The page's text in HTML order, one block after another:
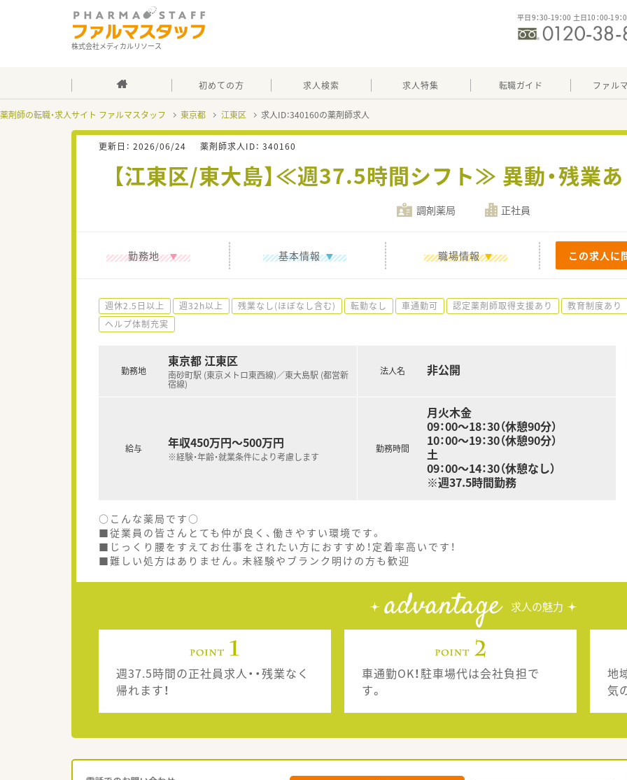
株式会社メディカルリソース
平日9：30-19：00 土日10：00-19：
初めての方 求人検索 求人特集 転職ガイド ファル
薬剤師の転職・求人サイト ファルマスタッフ 東京都 江東区 求人ID：340160の薬剤師求人
更新日： 2026/06/24 薬剤師求人ID： 340160
【江東区/東大島】≪週37.5時間シフト≫ 異動・残業
調剤薬局 正社員
勤務地 基本情報 職場情報 この求人に
週休2.5日以上 週32h以上 残業なし(ほぼなし含む) 転勤なし 車通勤可 認定薬剤師取得支援あり 教育制度あり
ヘルプ体制充実
勤務地
東京都 江東区
南砂町駅 (東京メトロ東西線)／東大島駅 (都営新
宿線)
給与 年収450万円～500万円
※経験・年齢・就業条件により考慮します
法人名 非公開
勤務時間
月火木金
09：00～18：30（休憩90分）
10：00～19：30（休憩90分）
土
09：00～14：30（休憩なし）
※週37.5時間勤務
○こんな薬局です○
■従業員の皆さんとても仲が良く、働きやすい環境です。
■じっくり腰をすえてお仕事をされたい方におすすめ！定着率高いです！
■難しい処方はありません。未経験やブランク明けの方も歓迎
advantage 求人の魅力
週37.5時間の正社員求人・・残業なく
帰れます！
車通勤OK！駐車場代は会社負担で
す。
地
気